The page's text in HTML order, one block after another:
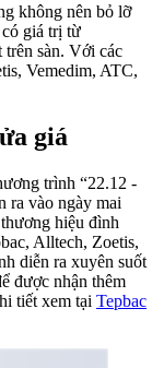
không nên bỏ lỡ
giá trị từ
trên sàn. Với các
Vemedim, ATC,
giá
trình “22.12 -
vào ngày mai
hiệu đình
Alltech, Zoetis,
diễn ra xuyên suốt
được nhận thêm
tiết xem tại Tepbac